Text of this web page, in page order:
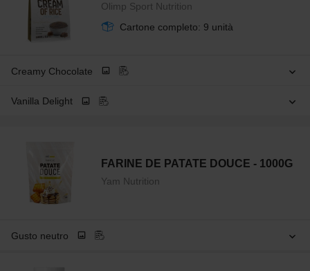
Olimp Sport Nutrition
Cartone completo: 9 unità
Creamy Chocolate
Vanilla Delight
FARINE DE PATATE DOUCE - 1000G
Yam Nutrition
Gusto neutro